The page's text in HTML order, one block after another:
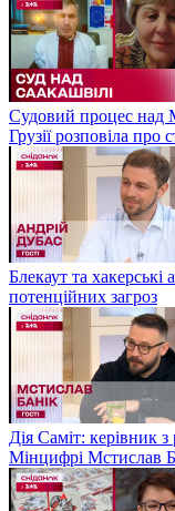
Судовий процес над
Грузії розповіла про
Блекаут та хакерські
потенційних загроз
Дія Саміт: керівник
Мінцифрі Мстислав